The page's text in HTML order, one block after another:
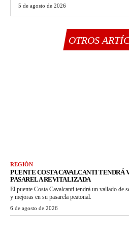
5 de agosto de 2026
OTROS
REGIÓN
PUENTE COSTA CAVALCANTI TENDRÁ
PASARELA REVITALIZADA
El puente Costa Cavalcanti tendrá un vallado de
y mejoras en su pasarela peatonal.
6 de agosto de 2026